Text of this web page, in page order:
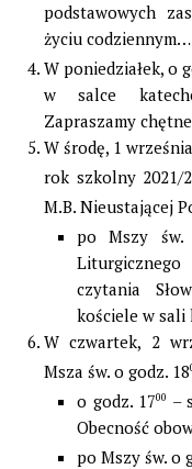
podstawowych
życiu codziennym…
W poniedziałek, o
w salce
Zapraszamy
W środę, 1
rok szkolny 2021/
M.B. Nieustającej
po Mszy
czytania
kościele w sali
W czwartek, 2
Msza św. o godz. 18
o godz. 1700 –
Obecność
po Mszy św. o